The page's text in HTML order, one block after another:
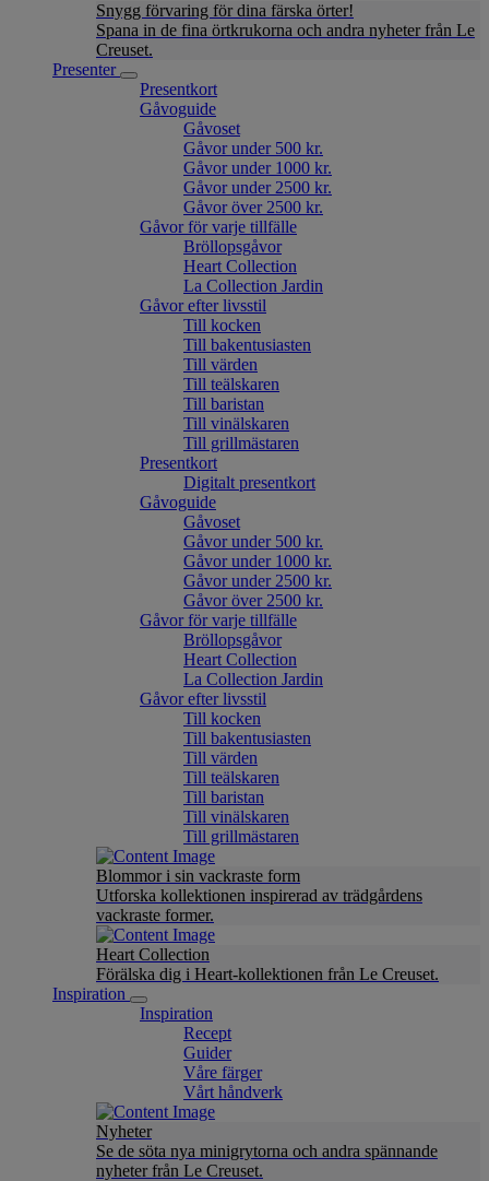
Snygg förvaring för dina färska örter!
Spana in de fina örtkrukorna och andra nyheter från Le
Creuset.
Presenter
Presentkort
Gåvoguide
Gåvoset
Gåvor under 500 kr.
Gåvor under 1000 kr.
Gåvor under 2500 kr.
Gåvor över 2500 kr.
Gåvor för varje tillfälle
Bröllopsgåvor
Heart Collection
La Collection Jardin
Gåvor efter livsstil
Till kocken
Till bakentusiasten
Till värden
Till teälskaren
Till baristan
Till vinälskaren
Till grillmästaren
Presentkort
Digitalt presentkort
Gåvoguide
Gåvoset
Gåvor under 500 kr.
Gåvor under 1000 kr.
Gåvor under 2500 kr.
Gåvor över 2500 kr.
Gåvor för varje tillfälle
Bröllopsgåvor
Heart Collection
La Collection Jardin
Gåvor efter livsstil
Till kocken
Till bakentusiasten
Till värden
Till teälskaren
Till baristan
Till vinälskaren
Till grillmästaren
Blommor i sin vackraste form
Utforska kollektionen inspirerad av trädgårdens
vackraste former.
Heart Collection
Förälska dig i Heart-kollektionen från Le Creuset.
Inspiration
Inspiration
Recept
Guider
Våre färger
Vårt håndverk
Nyheter
Se de söta nya minigrytorna och andra spännande
nyheter från Le Creuset.